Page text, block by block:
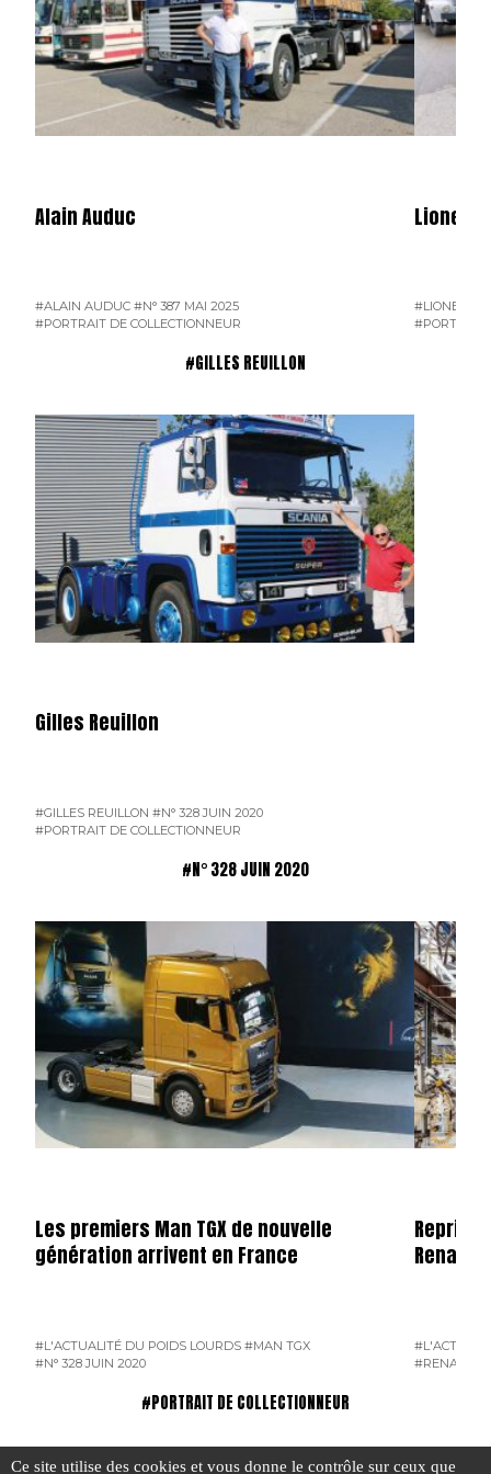
Alain Auduc
#ALAIN AUDUC #N° 387 MAI 2025
#PORTRAIT DE COLLECTIONNEUR
Lionel
#LIONEL
#PORTRAIT
#GILLES REUILLON
Gilles Reuillon
#GILLES REUILLON #N° 328 JUIN 2020
#PORTRAIT DE COLLECTIONNEUR
#N° 328 JUIN 2020
Les premiers Man TGX de nouvelle
génération arrivent en France
#L'ACTUALITÉ DU POIDS LOURDS #MAN TGX
#N° 328 JUIN 2020
Reprise
Renault
#RENAULT
#PORTRAIT DE COLLECTIONNEUR
Ce site utilise des cookies et vous donne le contrôle sur ceux que